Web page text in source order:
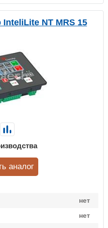
NT MRS 15
нет
нет
аналог